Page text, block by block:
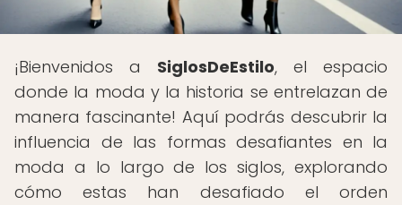
¡Bienvenidos a SiglosDeEstilo, el espacio
donde la moda y la historia se entrelazan de
manera fascinante! Aquí podrás descubrir la
influencia de las formas desafiantes en la
moda a lo largo de los siglos, explorando
cómo estas han desafiado el orden